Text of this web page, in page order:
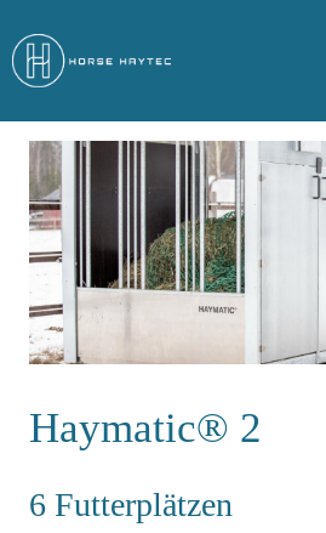
Inhalt
springen
Haymatic® 2
6 Futterplätzen